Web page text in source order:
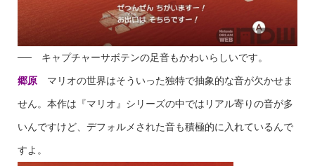
── キャプチャーサボテンの足音もかわいらしいです。
郷原マリオの世界はそういった独特で抽象的な音が欠かせま
せん。本作は『マリオ』シリーズの中ではリアル寄りの音が多
いんですけど、デフォルメされた音も積極的に入れているんで
すよ。